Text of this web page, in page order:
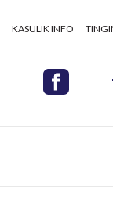
KASULIK INFO